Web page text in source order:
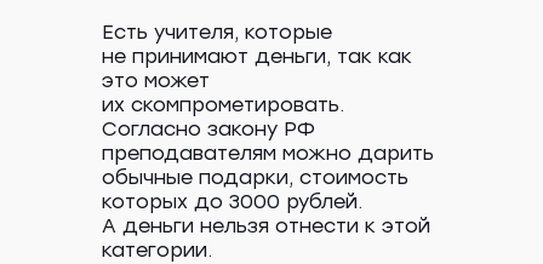
Есть учителя, которые
не принимают деньги, так как
это может
их скомпрометировать.
Согласно закону РФ
преподавателям можно дарить
обычные подарки, стоимость
которых до 3000 рублей.
А деньги нельзя отнести к этой
категории.
в них есть
Игры-антистресс, раскраски
и медитации
После рабочего дня мозг часто
перегружен, в теле усталость —
не хочется ничего, кроме как лечь
на диван и зависнуть в интернете.
Но провести вечер можно
не только за скроллингом
соцсетей и просмотром сериалов.
Лучше скачать пару приложений,